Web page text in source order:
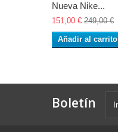
Nueva Nike...
151,00 € 249,00 €
Añadir al carrito
Boletín